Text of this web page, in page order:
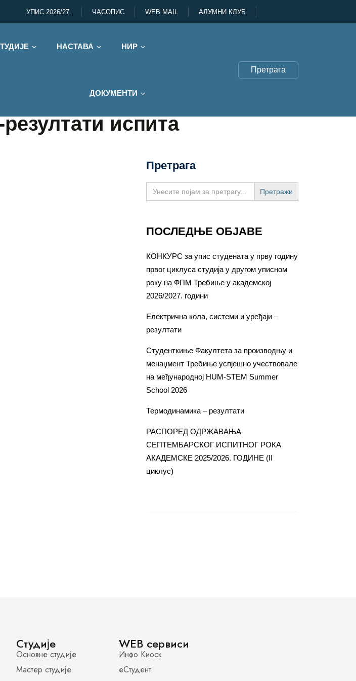
УПИС 2026/27. ЧАСОПИС WEB MAIL АЛУМНИ КЛУБ
НАСТАВА НИР
ДОКУМЕНТИ
Претрага
испита
Претрага
Search
for:
ПОСЛЕДЊЕ ОБЈАВЕ
КОНКУРС за упис студената у прву годину
првог циклуса студија у другом уписном
року на ФПМ Требиње у академској
2026/2027. години
Електрична кола, системи и уређаји –
резултати
Студенткиње Факултета за производњу и
менаџмент Требиње успјешно учествовале
на међународној HUM-STEM Summer
School 2026
Термодинамика – резултати
РАСПОРЕД ОДРЖАВАЊА
СЕПТЕМБАРСКОГ ИСПИТНОГ РОКА
АКАДЕМСКЕ 2025/2026. ГОДИНЕ (II
циклус)
Студије
Основне студије
Мастер студије
WEB сервиси
Инфо Киоск
еСтудент